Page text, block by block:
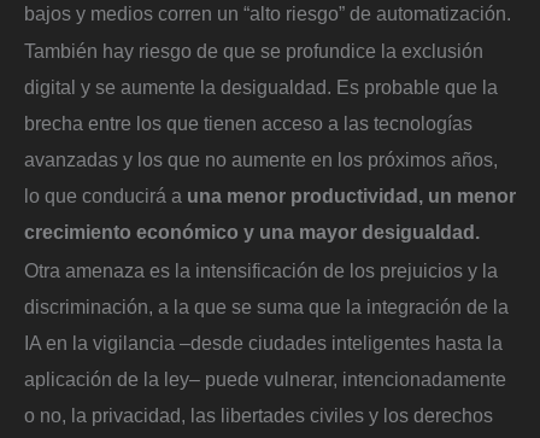
bajos y medios corren un “alto riesgo” de automatización.
También hay riesgo de que se profundice la exclusión
digital y se aumente la desigualdad. Es probable que la
brecha entre los que tienen acceso a las tecnologías
avanzadas y los que no aumente en los próximos años,
lo que conducirá a una menor productividad, un menor
crecimiento económico y una mayor desigualdad.
Otra amenaza es la intensificación de los prejuicios y la
discriminación, a la que se suma que la integración de la
IA en la vigilancia –desde ciudades inteligentes hasta la
aplicación de la ley– puede vulnerar, intencionadamente
o no, la privacidad, las libertades civiles y los derechos